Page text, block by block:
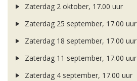
Zaterdag 2 oktober, 17.00 uur
Zaterdag 25 september, 17.00 uur
Zaterdag 18 september, 17.00 uur
Zaterdag 11 september, 17.00 uur
Zaterdag 4 september, 17.00 uur